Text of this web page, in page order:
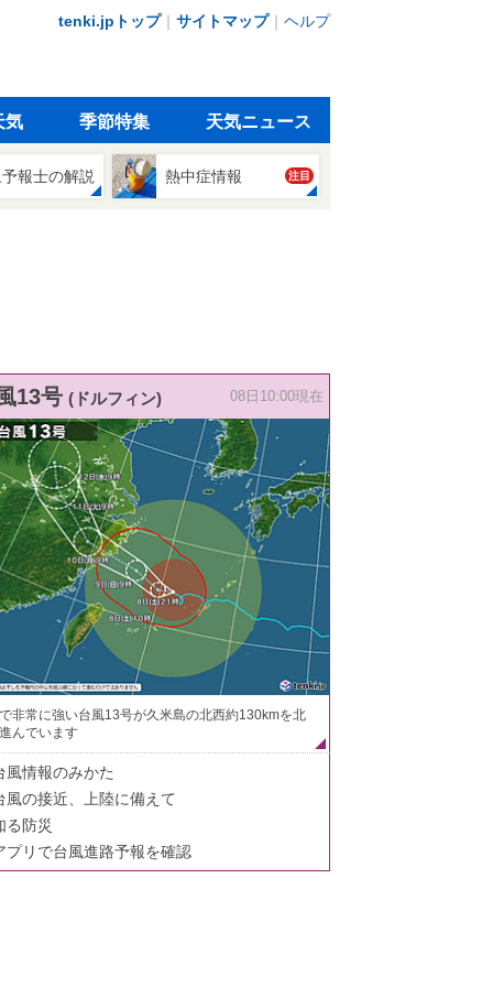
tenki.jpトップ｜ サイトマップ｜ ヘルプ
気 季節特集 天気ニュース
報士の解説 熱中症情報 注目
13号 (ドルフィン) 08日10:00現在
非常に強い台風13号が久米島の北西約130kmを北
んでいます
風情報のみかた
風の接近、上陸に備えて
る防災
プリで台風進路予報を確認